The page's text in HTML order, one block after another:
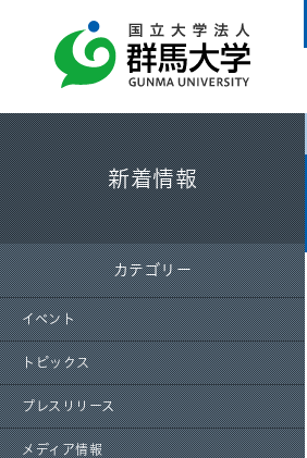
新着情報
カテゴリー
イベント
トピックス
プレスリリース
メディア情報